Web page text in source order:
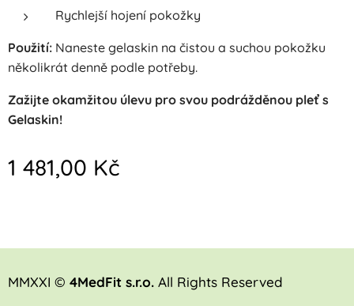
Rychlejší hojení pokožky
Použití: Naneste gelaskin na čistou a suchou pokožku
několikrát denně podle potřeby.
Zažijte okamžitou úlevu pro svou podrážděnou pleť s
Gelaskin!
1 481,00 Kč
MMXXI © 4MedFit s.r.o. All Rights Reserved